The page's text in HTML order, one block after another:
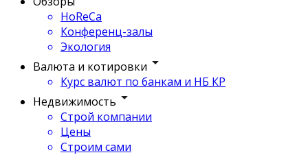
HoReCa
Конференц-залы
Экология
Валюта и котировки
Курс валют по банкам и НБ КР
Недвижимость
Строй компании
Цены
Строим сами